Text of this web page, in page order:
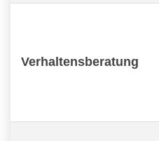
Verhaltensberatung